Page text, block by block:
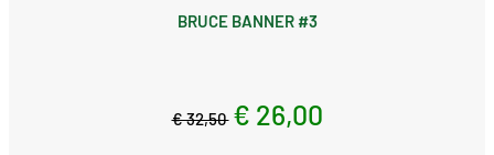
BRUCE BANNER #3
€ 32,50 € 26,00